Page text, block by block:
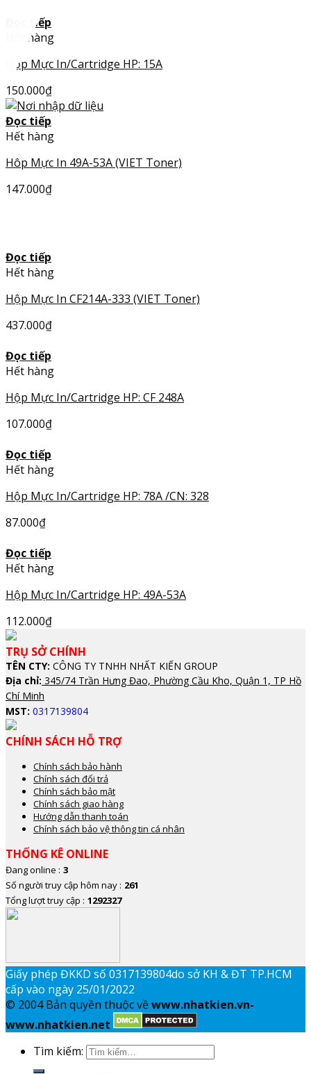
Đọc tiếp
Hết hàng
Hộp Mực In/Cartridge HP: 15A
150.000₫
Đọc tiếp
Hết hàng
Hôp Mực In 49A-53A (VIET Toner)
147.000₫
Đọc tiếp
Hết hàng
Hộp Mực In CF214A-333 (VIET Toner)
437.000₫
Đọc tiếp
Hết hàng
Hộp Mực In/Cartridge HP: CF 248A
107.000₫
Đọc tiếp
Hết hàng
Hộp Mực In/Cartridge HP: 78A /CN: 328
87.000₫
Đọc tiếp
Hết hàng
Hộp Mực In/Cartridge HP: 49A-53A
112.000₫
TRỤ SỞ CHÍNH
TÊN CTY: CÔNG TY TNHH NHẤT KIẾN GROUP
Địa chỉ: 345/74 Trần Hưng Đao, Phường Cầu Kho, Quận 1, TP Hồ
Chí Minh
MST: 0317139804
CHÍNH SÁCH HỖ TRỢ
Chính sách bảo hành
Chính sách đổi trả
Chính sách bảo mật
Chính sách giao hàng
Hướng dẫn thanh toán
Chính sách bảo vệ thông tin cá nhân
THỐNG KÊ ONLINE
Đang online : 3
Số người truy cập hôm nay : 261
Tổng lượt truy cập : 1292327
Giấy phép ĐKKD số 0317139804do sở KH & ĐT TP.HCM
cấp vào ngày 25/01/2022
© 2004 Bản quyền thuộc vềwww.nhatkien.vn-
www.nhatkien.net
Tìm kiếm: